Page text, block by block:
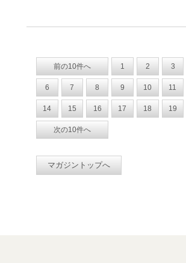
前の10件へ 1 2 3
6 7 8 9 10 11
14 15 16 17 18 19
次の10件へ
マガジントップへ